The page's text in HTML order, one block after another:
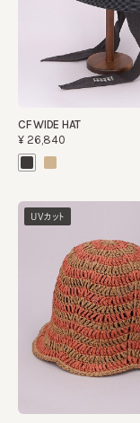
CF WIDE HAT
¥26,840
UVカット